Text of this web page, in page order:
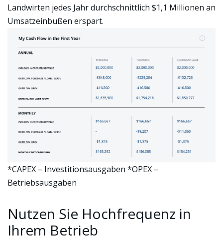
Landwirten jedes Jahr durchschnittlich $1,1 Millionen an
Umsatzeinbußen erspart.
*CAPEX – Investitionsausgaben *OPEX –
Betriebsausgaben
Nutzen Sie Hochfrequenz in
Ihrem Betrieb